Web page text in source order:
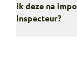
ik deze na
inspecteur?